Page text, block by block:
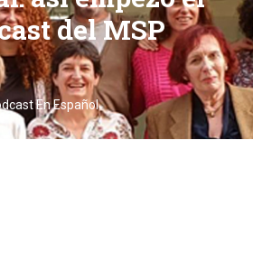
del MSP
En Español